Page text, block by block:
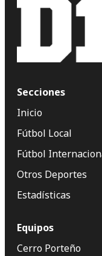
Secciones
Inicio
Fútbol Local
Fútbol
Otros Deportes
Estadísticas
Equipos
Cerro Porteño